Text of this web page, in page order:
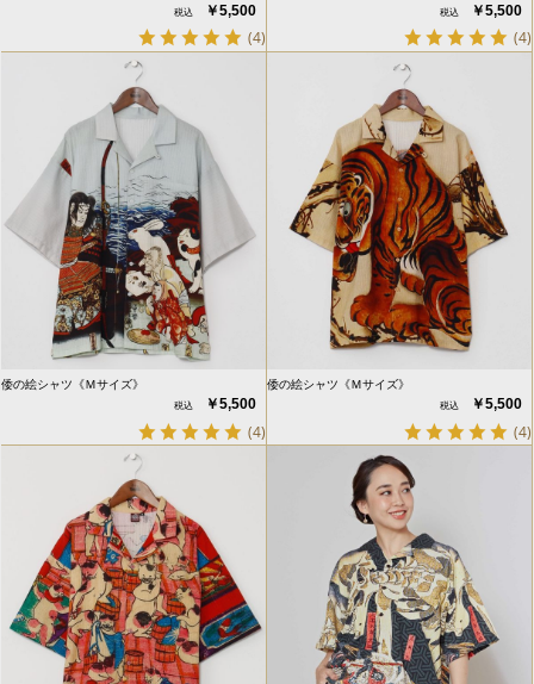
￥5,500
(4)
￥5,500
(4)
倭の絵シャツ《Ｍサイズ》
￥5,500
(4)
倭の絵シャツ《Ｍサイズ》
￥5,500
(4)